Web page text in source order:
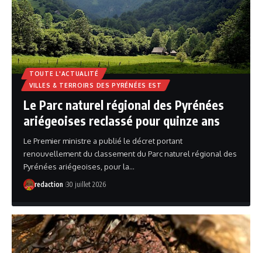
TOUTE L'ACTUALITÉ
VILLES & TERROIRS DES PYRÉNÉES EST
Le Parc naturel régional des Pyrénées
ariégeoises reclassé pour quinze ans
Le Premier ministre a publié le décret portant
renouvellement du classement du Parc naturel régional des
Pyrénées ariégeoises, pour la…
redaction 30 juillet 2026